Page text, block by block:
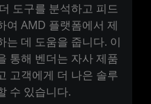
도구를 분석하고 피드
여 AMD 플랫폼에서 제
는 데 도움을 줍니다. 이
통해 벤더는 자사 제품
고객에게 더 나은 솔루
수 있습니다.